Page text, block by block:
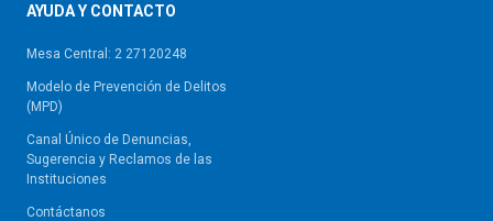
AYUDA Y CONTACTO
Mesa Central: 2 27120248
Modelo de Prevención de Delitos
(MPD)
Canal Único de Denuncias,
Sugerencia y Reclamos de las
Instituciones
Contáctanos